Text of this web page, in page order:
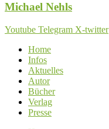
Michael Nehls
Youtube Telegram X-twitter
Home
Infos
Aktuelles
Autor
Bücher
Verlag
Presse